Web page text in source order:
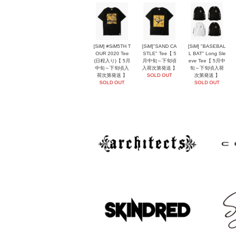
[SiM] #SiM5TH T
OUR 2020 Tee
(日程入り)【 5月
中旬～下旬頃入
荷次第発送 】
SOLD OUT
[SiM]"SAND CA
STLE" Tee【 5
月中旬～下旬頃
入荷次第発送 】
SOLD OUT
[SiM] "BASEBAL
L BAT" Long Sle
eve Tee【 5月中
旬～下旬頃入荷
次第発送 】
SOLD OUT